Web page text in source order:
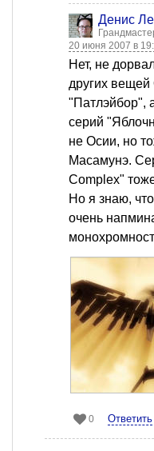
Денис
20 июня 2007 в
Нет, не
других вещей
"Патлэйбор",
серий
не Осии, но
Масамунэ.
Complex"
Но я знаю,
очень
0 Ответить